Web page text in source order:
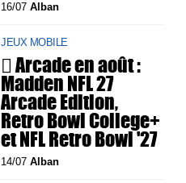
16/07Alban
JEUX MOBILE
 Arcade en août :
Madden NFL 27
Arcade Edition,
Retro Bowl College+
et NFL Retro Bowl '27
14/07Alban